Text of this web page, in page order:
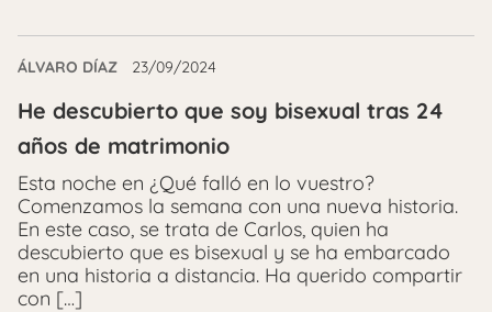
ÁLVARO DÍAZ 23/09/2024
He descubierto que soy bisexual tras 24
años de matrimonio
Esta noche en ¿Qué falló en lo vuestro?
Comenzamos la semana con una nueva historia.
En este caso, se trata de Carlos, quien ha
descubierto que es bisexual y se ha embarcado
en una historia a distancia. Ha querido compartir
con […]